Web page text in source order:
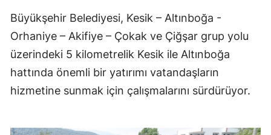
Büyükşehir Belediyesi, Kesik – Altınboğa -
Orhaniye – Akifiye – Çokak ve Çiğşar grup yolu
üzerindeki 5 kilometrelik Kesik ile Altınboğa
hattında önemli bir yatırımı vatandaşların
hizmetine sunmak için çalışmalarını sürdürüyor.